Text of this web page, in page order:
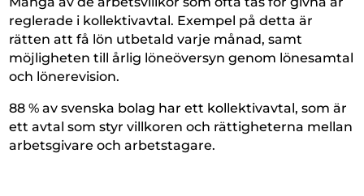
reglerade i kollektivavtal. Exempel på detta är
rätten att få lön utbetald varje månad, samt
möjligheten till årlig löneöversyn genom lönesamtal
och lönerevision.
88 % av svenska bolag har ett kollektivavtal, som är
ett avtal som styr villkoren och rättigheterna mellan
arbetsgivare och arbetstagare.